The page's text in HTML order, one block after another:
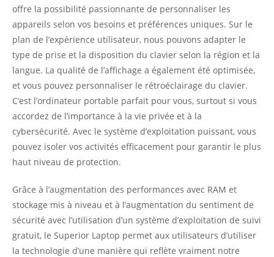
offre la possibilité passionnante de personnaliser les
appareils selon vos besoins et préférences uniques. Sur le
plan de l’expérience utilisateur, nous pouvons adapter le
type de prise et la disposition du clavier selon la région et la
langue. La qualité de l’affichage a également été optimisée,
et vous pouvez personnaliser le rétroéclairage du clavier.
C’est l’ordinateur portable parfait pour vous, surtout si vous
accordez de l’importance à la vie privée et à la
cybersécurité. Avec le système d’exploitation puissant, vous
pouvez isoler vos activités efficacement pour garantir le plus
haut niveau de protection.
Grâce à l’augmentation des performances avec RAM et
stockage mis à niveau et à l’augmentation du sentiment de
sécurité avec l’utilisation d’un système d’exploitation de suivi
gratuit, le Superior Laptop permet aux utilisateurs d’utiliser
la technologie d’une manière qui reflète vraiment notre